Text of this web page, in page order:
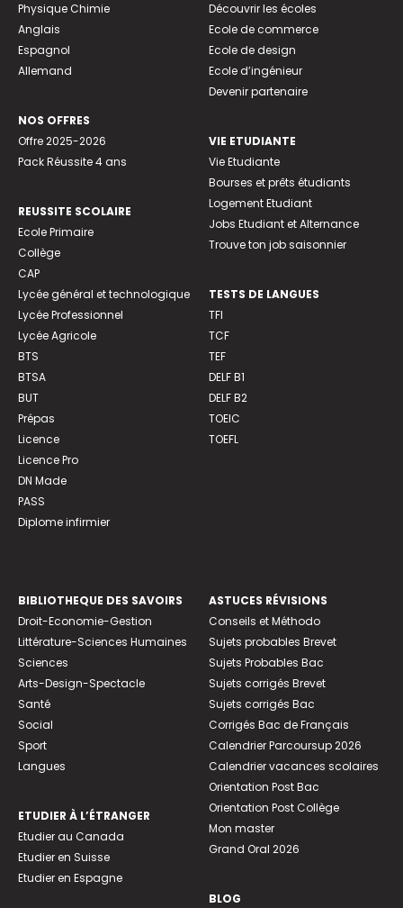
Physique Chimie
Anglais
Espagnol
Allemand
NOS OFFRES
Offre 2025-2026
Pack Réussite 4 ans
REUSSITE SCOLAIRE
Ecole Primaire
Collège
CAP
Lycée général et technologique
Lycée Professionnel
Lycée Agricole
BTS
BTSA
BUT
Prépas
Licence
Licence Pro
DN Made
PASS
Diplome infirmier
Découvrir les écoles
Ecole de commerce
Ecole de design
Ecole d’ingénieur
Devenir partenaire
VIE ETUDIANTE
Vie Etudiante
Bourses et prêts étudiants
Logement Etudiant
Jobs Etudiant et Alternance
Trouve ton job saisonnier
TESTS DE LANGUES
TFI
TCF
TEF
DELF B1
DELF B2
TOEIC
TOEFL
BIBLIOTHEQUE DES SAVOIRS
Droit-Economie-Gestion
Littérature-Sciences Humaines
Sciences
Arts-Design-Spectacle
Santé
Social
Sport
Langues
ETUDIER À L’ÉTRANGER
Etudier au Canada
Etudier en Suisse
Etudier en Espagne
ASTUCES RÉVISIONS
Conseils et Méthodo
Sujets probables Brevet
Sujets Probables Bac
Sujets corrigés Brevet
Sujets corrigés Bac
Corrigés Bac de Français
Calendrier Parcoursup 2026
Calendrier vacances scolaires
Orientation Post Bac
Orientation Post Collège
Mon master
Grand Oral 2026
BLOG